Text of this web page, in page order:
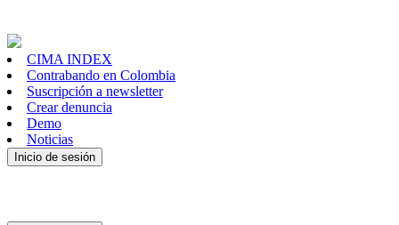
CIMA INDEX
Contrabando en Colombia
Suscripción a newsletter
Crear denuncia
Demo
Noticias
Inicio de sesión